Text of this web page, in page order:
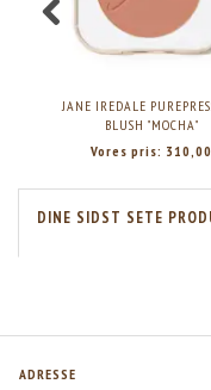
JANE IREDALE
BLUSH "MOCHA"
Vores pris: 310,00
DINE SIDST SETE
ADRESSE